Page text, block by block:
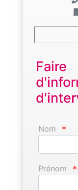
Nom *
Prénom *